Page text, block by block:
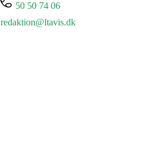
50 50 74 06
redaktion@ltavis.dk